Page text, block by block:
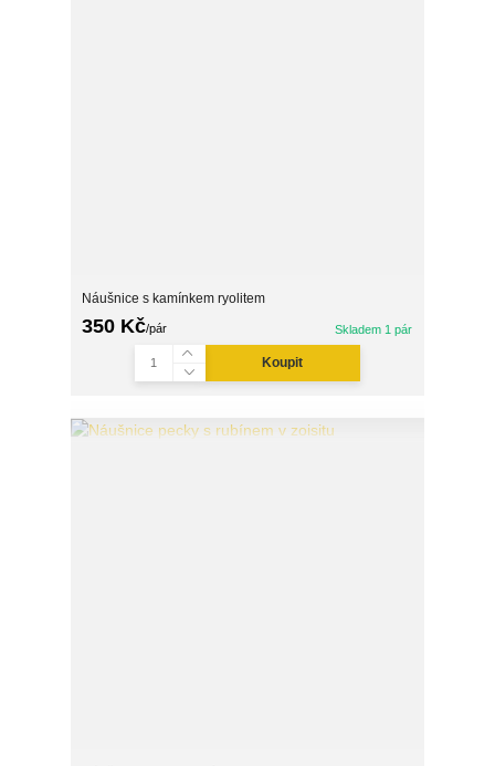
Náušnice s kamínkem ryolitem
350 Kč/pár Skladem 1 pár
Koupit